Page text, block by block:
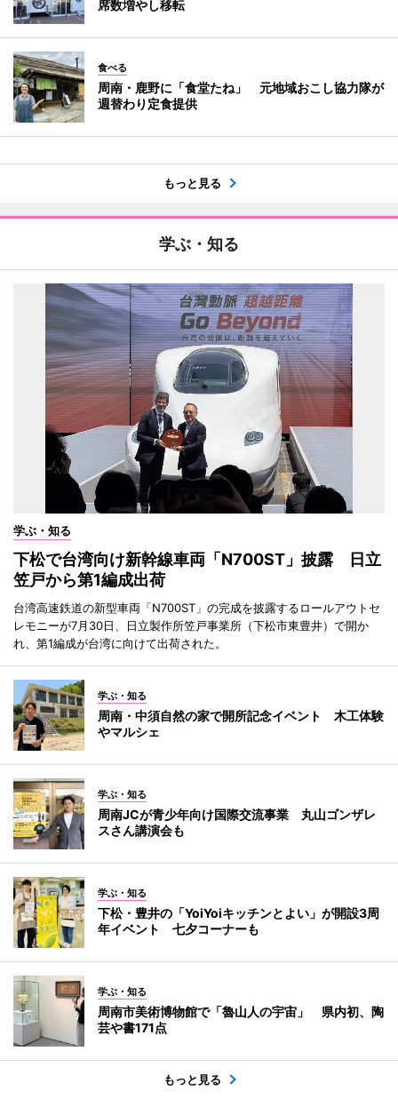
席数増やし移転
食べる
周南・鹿野に「食堂たね」 元地域おこし協力隊が
週替わり定食提供
もっと見る
学ぶ・知る
学ぶ・知る
下松で台湾向け新幹線車両「N700ST」披露 日立
笠戸から第1編成出荷
台湾高速鉄道の新型車両「N700ST」の完成を披露するロールアウトセ
レモニーが7月30日、日立製作所笠戸事業所（下松市東豊井）で開か
れ、第1編成が台湾に向けて出荷された。
学ぶ・知る
周南・中須自然の家で開所記念イベント 木工体験
やマルシェ
学ぶ・知る
周南JCが青少年向け国際交流事業 丸山ゴンザレ
スさん講演会も
学ぶ・知る
下松・豊井の「YoiYoiキッチンとよい」が開設3周
年イベント 七夕コーナーも
学ぶ・知る
周南市美術博物館で「魯山人の宇宙」 県内初、陶
芸や書171点
もっと見る